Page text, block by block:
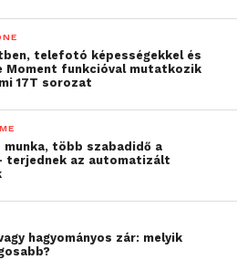
telefotó képességekkel és
Moment funkcióval mutatkozik
17T sorozat
munka, több szabadidő a
terjednek az automatizált
hagyományos zár: melyik